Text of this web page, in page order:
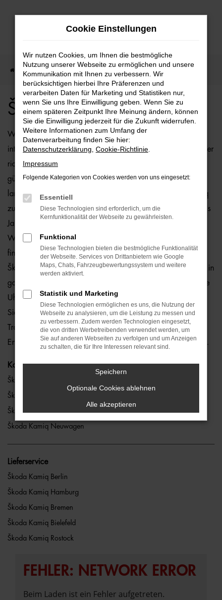
Zum
Startseite Škoda Škoda Kamiq Angebote
Škoda Kamiq Angebote
Wenn Sie sich für ein Fahrzeug vom Typ Škoda Kamiq
interessieren, sind Sie bei der Ostermaier Auto-Familie an der
richtigen Adresse. Bei uns können Sie Ihren Škoda Kamiq
günstig kaufen und profitieren zudem von unserer
langjährigen Erfahrung. Wir bieten Ihnen den Škoda Kamiq
zu Top-Preisen – und das sowohl als Neuwagen als auch als
Jahreswagen, Tageszulassung und Gebrauchtwagen. Auf
Wunsch können Sie bei uns auch Ihren Škoda Kamiq
finanzieren. Oder Sie entscheiden sich für das günstige
Škoda Kamiq Leasing. Sie finden uns an sieben Standorten in
ganz Bayern. Wahlweise bieten wir Ihnen auch rund um die
Uhr unserenonline Škoda Kamiq Konfigurator
Sie exakt fest, welche Farbe, Motorisierung und Extras Ihr
Traumwagen haben soll. Und dürfen sich auf eine schnelle
Erfüllung all Ihrer Wünsche freuen. Wir machen es möglich.
Kategorie
Škoda Kamiq
Škoda Kamiq Gebrauchtwagen
Škoda Kamiq Jahreswagen
Škoda Kamiq Neuwagen
Lieferservice
Škoda Kamiq Berlin
Škoda Kamiq Hamburg
Škoda Kamiq Bremen
Škoda Kamiq Bielefeld
Škoda Kamiq Rostock
FEHLER: NETWORK ERROR
Beim Laden ist ein Fehler aufgetreten.
Cookie Einstellungen
Wir nutzen Cookies, um Ihnen die bestmögliche
Nutzung unserer Webseite zu ermöglichen und unsere
Kommunikation mit Ihnen zu verbessern. Wir
berücksichtigen hierbei Ihre Präferenzen und
verarbeiten Daten für Marketing und Statistiken nur,
wenn Sie uns Ihre Einwilligung geben. Wenn Sie zu
einem späteren Zeitpunkt Ihre Meinung ändern, können
Sie die Einwilligung jederzeit für die Zukunft widerrufen.
Weitere Informationen zum Umfang der
Datenverarbeitung finden Sie hier:
Datenschutzerklärung Cookie-Richtlinie
Impressum
Folgende Kategorien von Cookies werden von uns eingesetzt:
Essentiell
Diese Technologien sind erforderlich, um die
Kernfunktionalität der Webseite zu gewährleisten.
Funktional
Diese Technologien bieten die bestmögliche Funktionalität
der Webseite. Services von Drittanbietern wie Google
Maps, Chats, Fahrzeugbewertungssystem und weitere
werden aktiviert.
Statistik und Marketing
Diese Technologien ermöglichen es uns, die Nutzung der
Webseite zu analysieren, um die Leistung zu messen und
zu verbessern. Zudem werden Technologien eingesetzt,
die von dritten Werbetreibenden verwendet werden, um
Sie auf anderen Webseiten zu verfolgen und um Anzeigen
zu schalten, die für Ihre Interessen relevant sind.
Speichern
Optionale Cookies ablehnen
Alle akzeptieren